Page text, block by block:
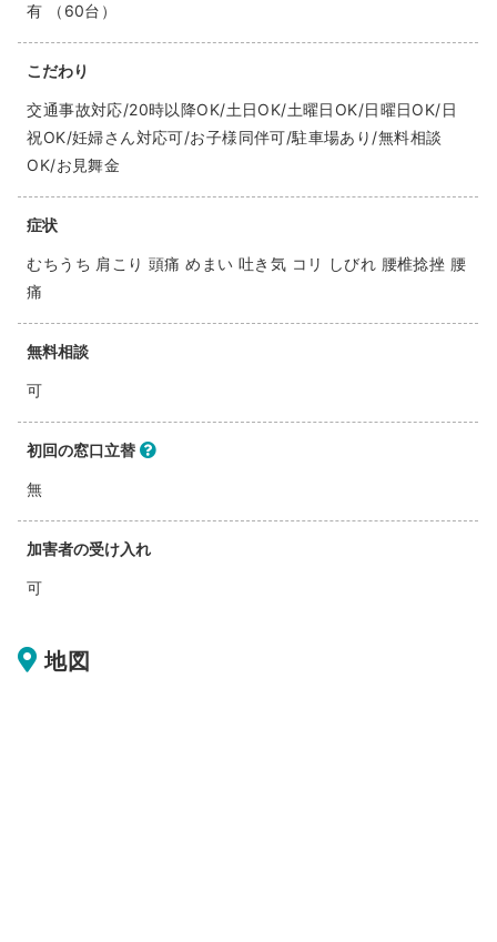
有 （60台）
こだわり
交通事故対応/20時以降OK/土日OK/土曜日OK/日曜日OK/日
祝OK/妊婦さん対応可/お子様同伴可/駐車場あり/無料相談
OK/お見舞金
症状
むちうち 肩こり 頭痛 めまい 吐き気 コリ しびれ 腰椎捻挫 腰
痛
無料相談
可
初回の窓口立替
無
加害者の受け入れ
可
地図